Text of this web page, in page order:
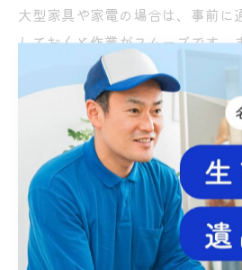
大型家具や家電の場合は、事前に
しておくと作業がスムーズです。
や領収書を発行してもらうこと
ながります。急ぎの場合は「即日
など、柔軟なサービスも活用可能
悪質業者を避ける不
極め方